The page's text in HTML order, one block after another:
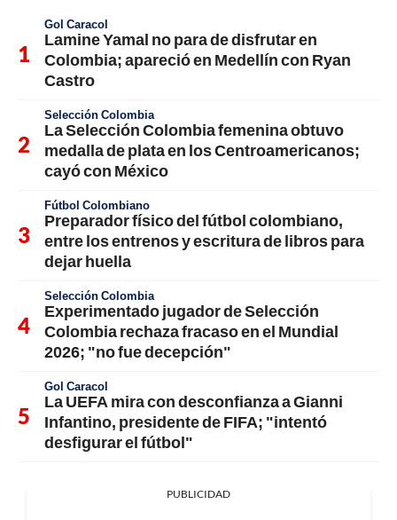
Gol Caracol
Lamine Yamal no para de disfrutar en
Colombia; apareció en Medellín con Ryan
Castro
Selección Colombia
La Selección Colombia femenina obtuvo
medalla de plata en los Centroamericanos;
cayó con México
Fútbol Colombiano
Preparador físico del fútbol colombiano,
entre los entrenos y escritura de libros para
dejar huella
Selección Colombia
Experimentado jugador de Selección
Colombia rechaza fracaso en el Mundial
2026; "no fue decepción"
Gol Caracol
La UEFA mira con desconfianza a Gianni
Infantino, presidente de FIFA; "intentó
desfigurar el fútbol"
PUBLICIDAD